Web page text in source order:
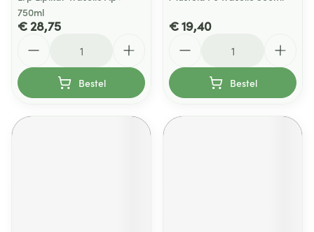
750ml
€ 28,75
Bestel
€ 19,40
Bestel